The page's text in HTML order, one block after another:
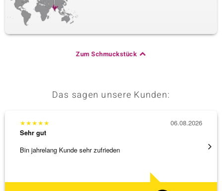
Zum Schmuckstück
Das sagen unsere Kunden:
★★★★★
Sehr gut
Bin jahrelang Kunde sehr zufrieden
06.08.2026